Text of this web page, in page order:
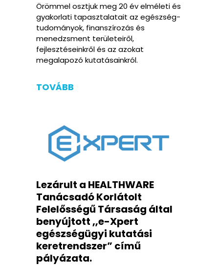
Örömmel osztjuk meg 20 év elméleti és
gyakorlati tapasztalatait az egészség-
tudományok, finanszírozás és
menedzsment területeiről,
fejlesztéseinkről és az azokat
megalapozó kutatásainkról.
TOVÁBB
Lezárult a HEALTHWARE
Tanácsadó Korlátolt
Felelősségű Társaság által
benyújtott „e-Xpert
egészségügyi kutatási
keretrendszer” című
pályázata.